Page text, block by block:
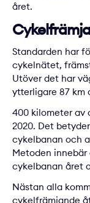
året.
Standarden har
cykelnätet,
Utöver det har
ytterligare 87 km
400 kilometer av
2020. Det
cykelbanan och
Metoden
cykelbanan året
Nästan alla
cykelfrämjande